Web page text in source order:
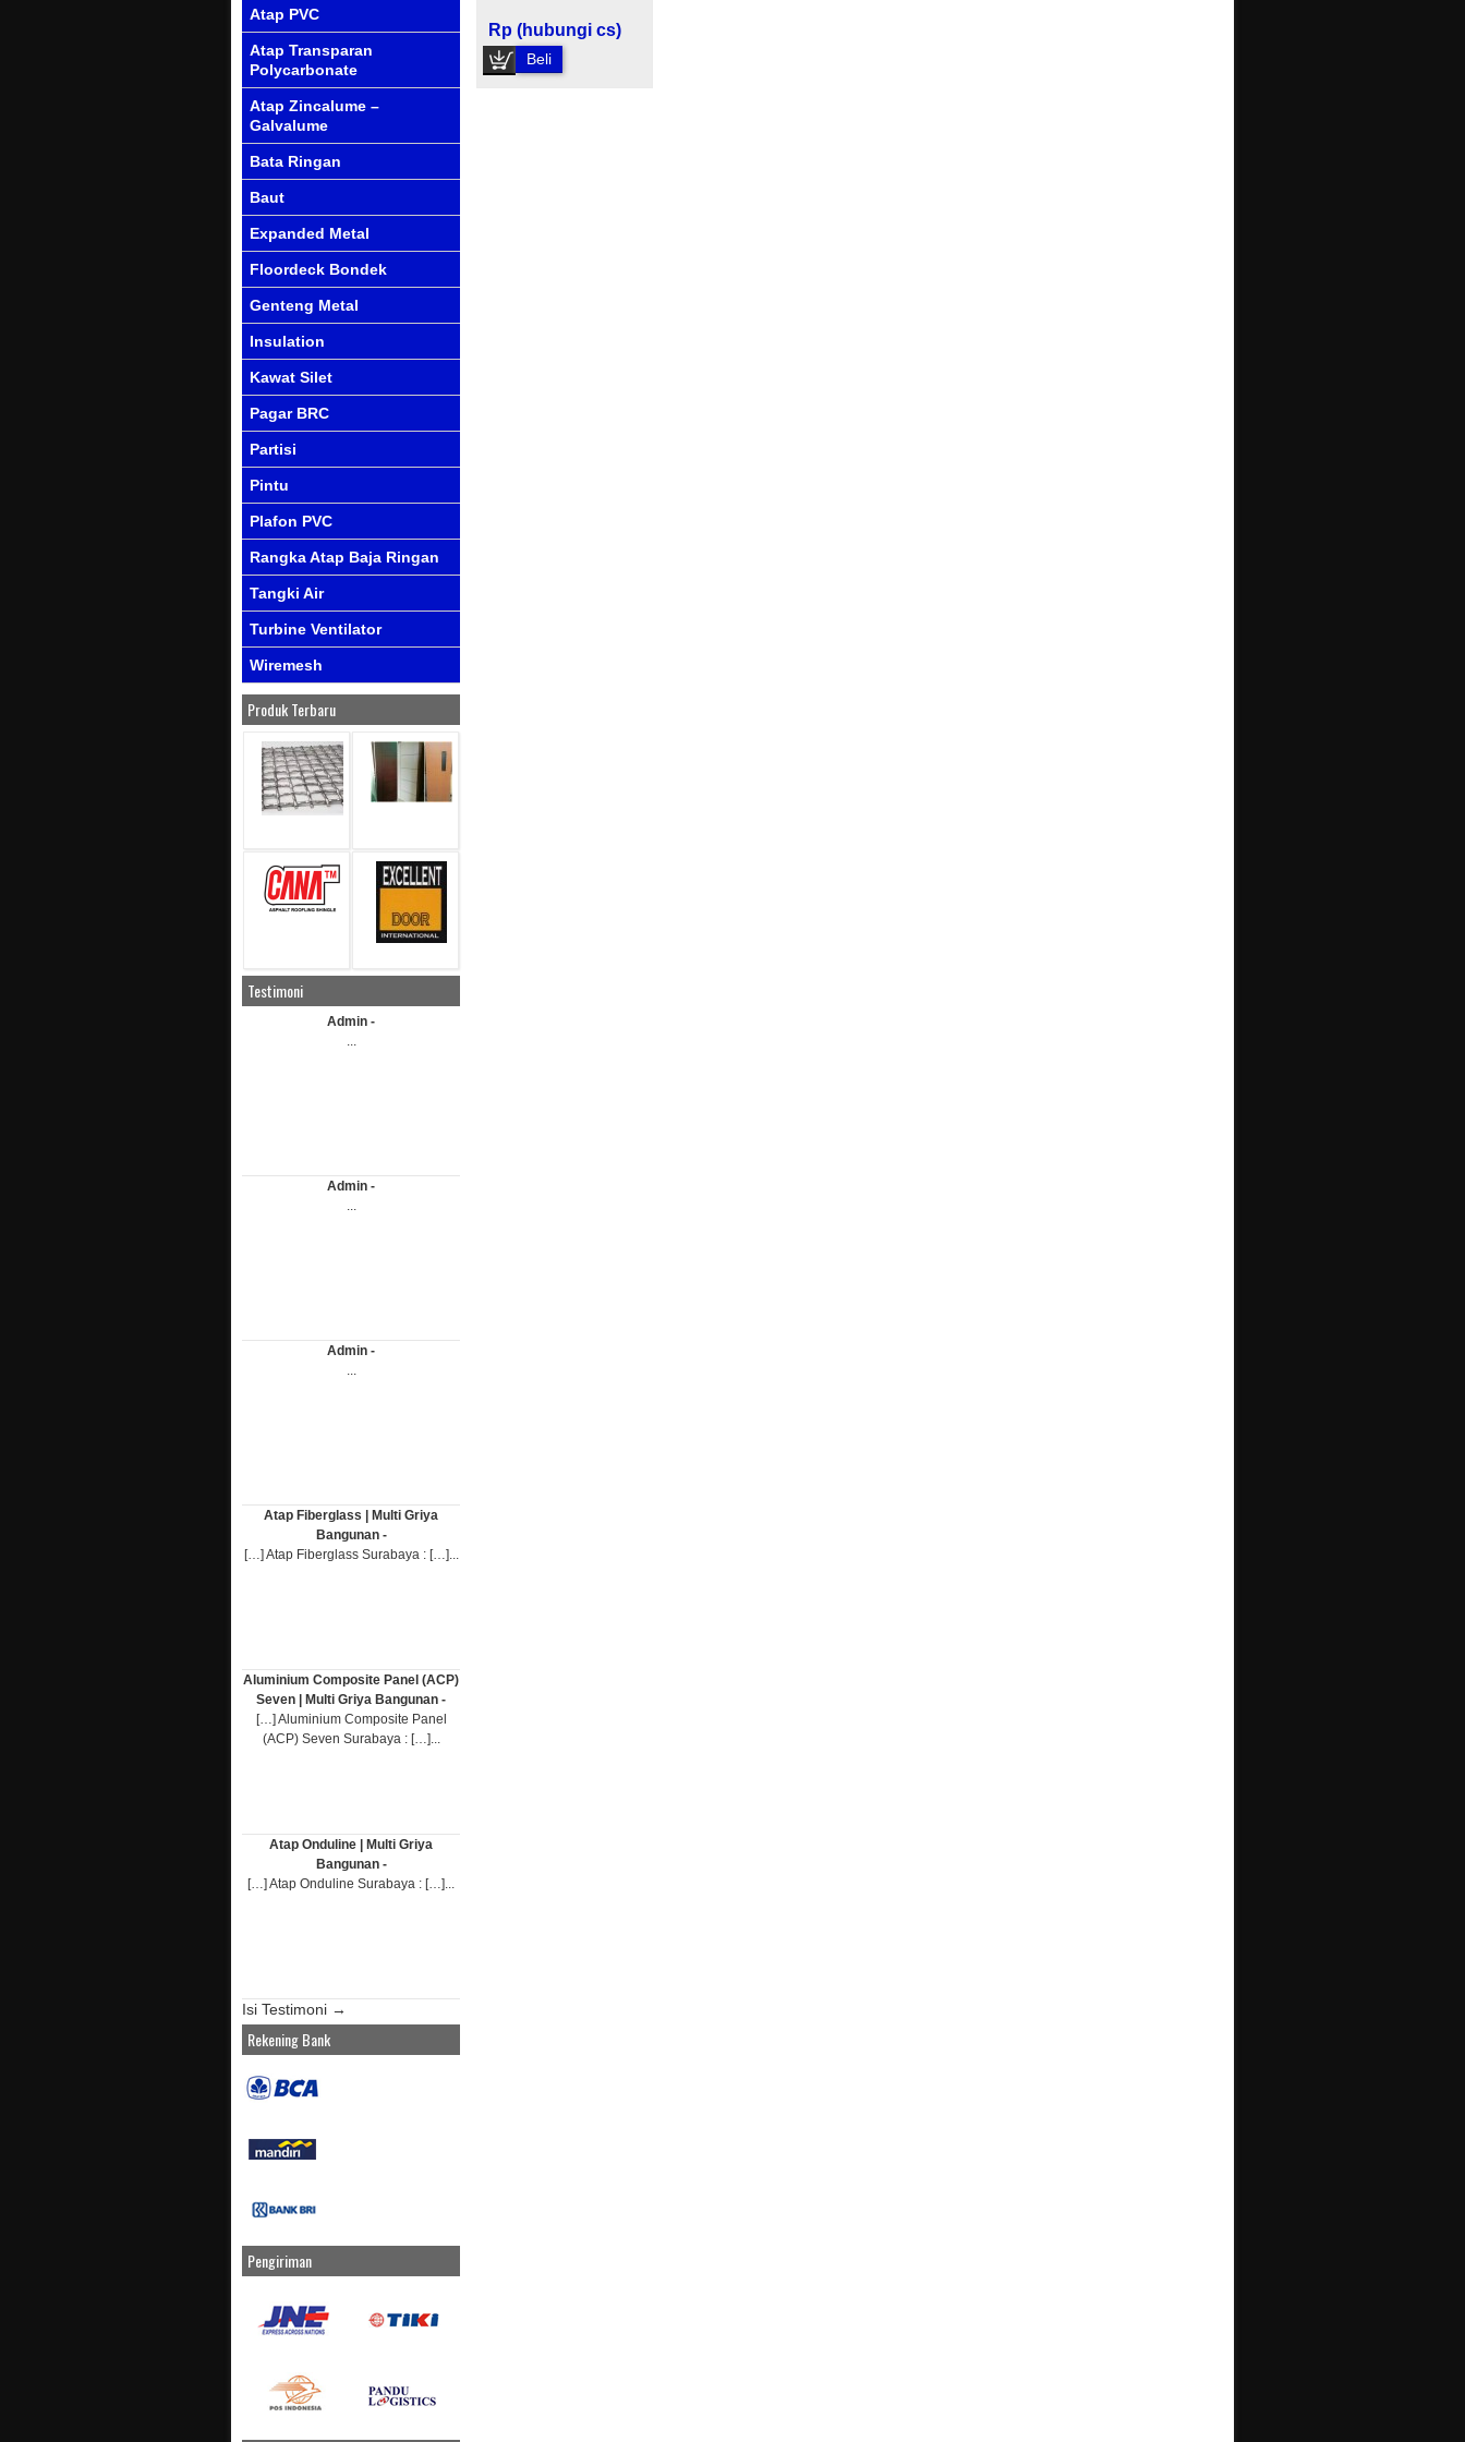
Rp (hubungi cs)
Beli
Atap PVC
Atap Transparan
Polycarbonate
Atap Zincalume –
Galvalume
Bata Ringan
Baut
Expanded Metal
Floordeck Bondek
Genteng Metal
Insulation
Kawat Silet
Pagar BRC
Partisi
Pintu
Plafon PVC
Rangka Atap Baja Ringan
Tangki Air
Turbine Ventilator
Wiremesh
Produk Terbaru
Testimoni
Admin -
...
Admin -
...
Admin -
...
Atap Fiberglass | Multi Griya
Bangunan -
[…] Atap Fiberglass Surabaya : […]...
Aluminium Composite Panel (ACP)
Seven | Multi Griya Bangunan -
[…] Aluminium Composite Panel
(ACP) Seven Surabaya : […]...
Atap Onduline | Multi Griya
Bangunan -
[…] Atap Onduline Surabaya : […]...
Isi Testimoni →
Rekening Bank
Pengiriman